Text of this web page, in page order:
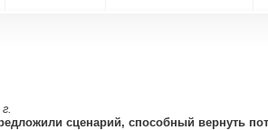
сценарий, способный вернуть